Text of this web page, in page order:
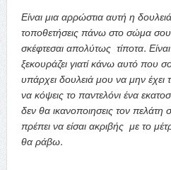
Είναι μια αρρώστια αυτή η
τοποθετήσεις πάνω στο σώμα
σκέφτεσαι απολύτως τίποτα.
ξεκουράζει γιατί κάνω αυτό που
υπάρχει δουλειά μου να μην
να κόψεις το παντελόνι ένα
δεν θα ικανοποιησεις τον
πρέπει να είσαι ακριβής με το
θα ράβω.